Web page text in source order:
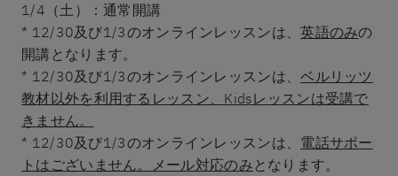
1/4（土）：通常開講
* 12/30及び1/3のオンラインレッスンは、英語のみの
開講となります。
* 12/30及び1/3のオンラインレッスンは、ベルリッツ
教材以外を利用するレッスン、Kidsレッスンは受講で
きません。
* 12/30及び1/3のオンラインレッスンは、 電話サポー
トはございません。メール対応のみ となります。